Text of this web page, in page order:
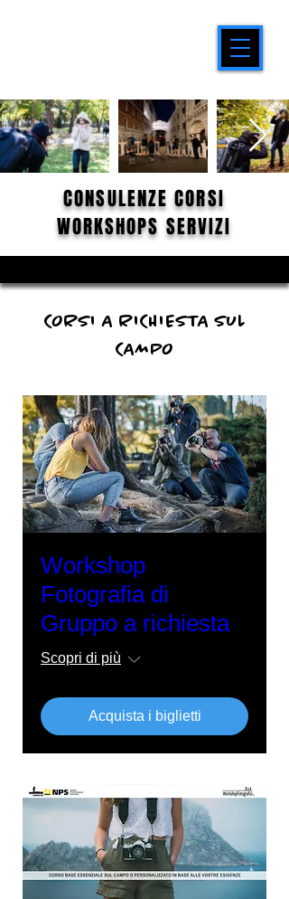
CONSULENZE CORSI
WORKSHOPS SERVIZI
CORSI A RICHIESTA SUL
CAMPO
Workshop
Fotografia di
Gruppo a richiesta
Scopri di più
Acquista i biglietti